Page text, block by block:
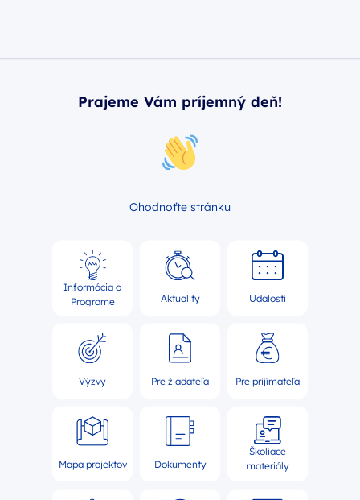
Prajeme Vám príjemný deň!
Ohodnoťte stránku
Informácia o
Programe
Aktuality Udalosti
Výzvy Pre žiadateľa Pre prijímateľa
Mapa projektov Dokumenty
Školiace
materiály